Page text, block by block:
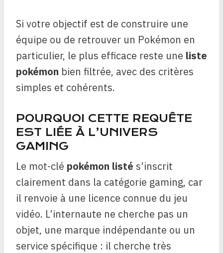
Si votre objectif est de construire une
équipe ou de retrouver un Pokémon en
particulier, le plus efficace reste une liste
pokémon bien filtrée, avec des critères
simples et cohérents.
POURQUOI CETTE REQUÊTE
EST LIÉE À L’UNIVERS
GAMING
Le mot-clé pokémon listé s’inscrit
clairement dans la catégorie gaming, car
il renvoie à une licence connue du jeu
vidéo. L’internaute ne cherche pas un
objet, une marque indépendante ou un
service spécifique : il cherche très